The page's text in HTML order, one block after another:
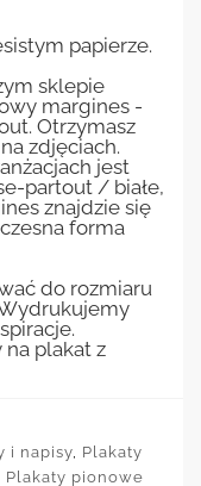
papierze.
sklepie
margines -
Otrzymasz
zdjęciach.
jest
partout / białe,
znajdzie się
forma
do rozmiaru
plakat z
i napisy, Plakaty
Plakaty pionowe